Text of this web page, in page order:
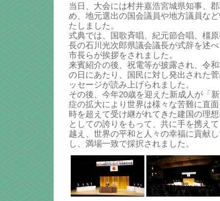
当日、大会には村井嘉浩宮城県知事、
め、地元選出の国会議員や地方議員な
たしました。
式典では、国歌斉唱、紀元節合唱、橿
長の石川光次郎県議会議長が式辞を述
市長らが挨拶をされました。
来賓紹介の後、祝電等が披露され、令
の日にあたり、国民に対し発出された
ッセージが読み上げられました。
その後、今年20歳を迎えた新成人が「
症の拡大により世界は様々な苦難に直
時を超えて受け継がれてきた建国の理
としての誇りをもって、共に手を携え
越え、世界の平和と人々の幸福に貢献
し、満場一致で採択されました。